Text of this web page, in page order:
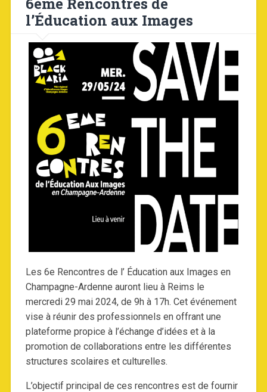
l’Éducation aux Images
Les 6e Rencontres de l’ Éducation aux Images en
Champagne-Ardenne auront lieu à Reims le
mercredi 29 mai 2024, de 9h à 17h. Cet événement
vise à réunir des professionnels en offrant une
plateforme propice à l’échange d’idées et à la
promotion de collaborations entre les différentes
structures scolaires et culturelles.
L’objectif principal de ces rencontres est de fournir